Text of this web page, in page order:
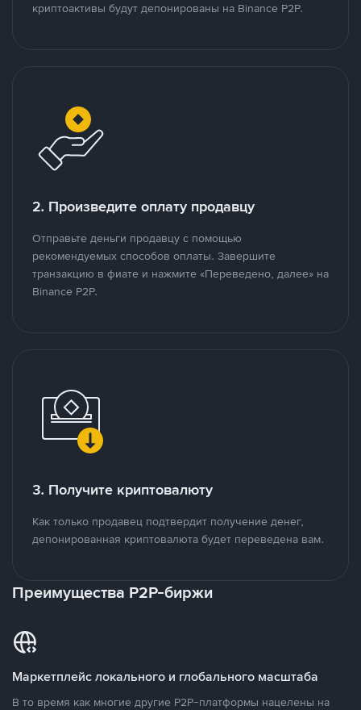
криптоактивы будут депонированы на Binance P2P.
2. Произведите оплату продавцу
Отправьте деньги продавцу с помощью
рекомендуемых способов оплаты. Завершите
транзакцию в фиате и нажмите «Переведено, далее» на
Binance P2P.
3. Получите криптовалюту
Как только продавец подтвердит получение денег,
депонированная криптовалюта будет переведена вам.
Преимущества P2P-биржи
Маркетплейс локального и глобального масштаба
В то время как многие другие P2P-платформы нацелены на